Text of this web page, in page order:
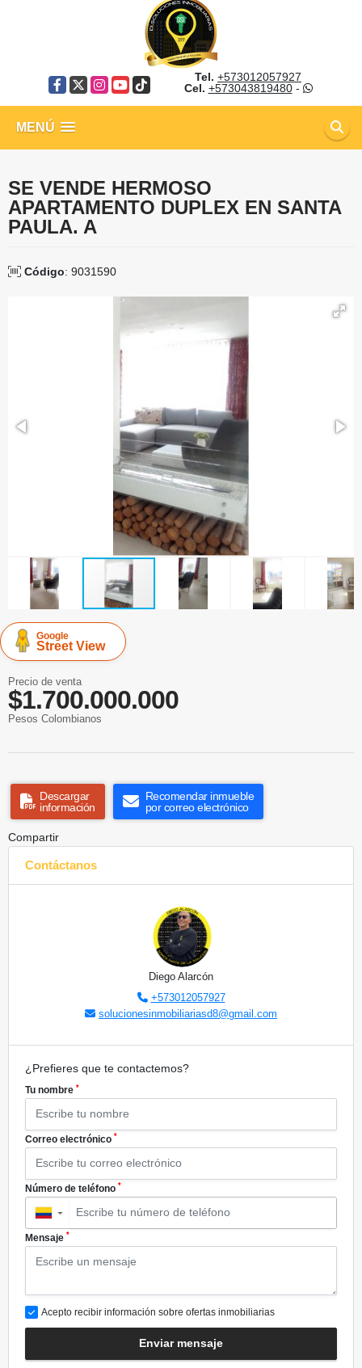
Facebook
X Instagram
YouTube
TikTok
Tel. +573012057927
Cel. +573043819480-
MENÚ
SE VENDE HERMOSO
APARTAMENTO DUPLEX EN SANTA
PAULA. A
Código: 9031590
Google
Street View
Precio de venta
$1.700.000.000
Pesos Colombianos
Descargar
información
Recomendar inmueble
por correo electrónico
Compartir
Contáctanos
Diego Alarcón
+573012057927
solucionesinmobiliariasd8@gmail.com
¿Prefieres que te contactemos?
Tu nombre *
Correo electrónico *
Número de teléfono *
▼
Mensaje *
Acepto recibir información sobre ofertas inmobiliarias
Enviar mensaje